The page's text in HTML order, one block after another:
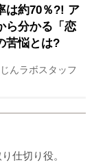
は約70％?! ア
ら分かる「恋
苦悩とは?
んラボスタッフ
仕切り役。